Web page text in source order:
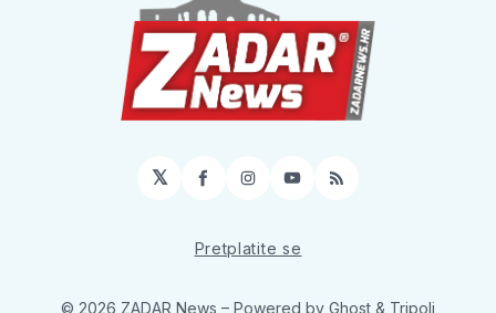
𝕏 Facebook
Instagram
YouTube
RSS
Pretplatite se
© 2026 ZADAR News – Powered by Ghost & Tripoli